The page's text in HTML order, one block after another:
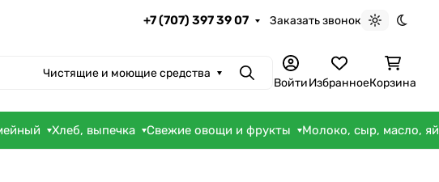
+7 (707) 397 39 07 Заказать звонок
Светлая
Чистящие и моющие средства ПоискВойтиИзбранноеКорзина
Хлеб, выпечка Свежие овощи и фрукты Молоко, сыр, масло,